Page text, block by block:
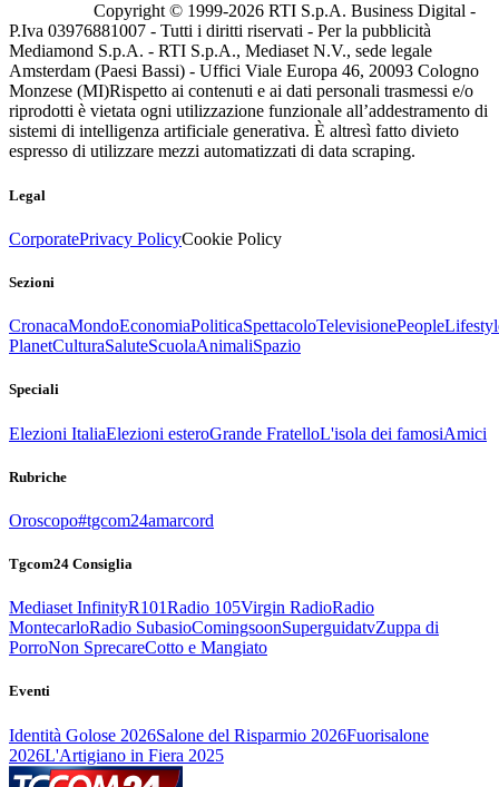
Copyright © 1999-2026 RTI S.p.A. Business Digital -
P.Iva 03976881007 - Tutti i diritti riservati - Per la pubblicità
Mediamond S.p.A. - RTI S.p.A., Mediaset N.V., sede legale
Amsterdam (Paesi Bassi) - Uffici Viale Europa 46, 20093 Cologno
Monzese (MI)Rispetto ai contenuti e ai dati personali trasmessi e/o
riprodotti è vietata ogni utilizzazione funzionale all’addestramento di
sistemi di intelligenza artificiale generativa. È altresì fatto divieto
espresso di utilizzare mezzi automatizzati di data scraping.
Legal
CorporatePrivacy PolicyCookie Policy
Sezioni
CronacaMondoEconomiaPoliticaSpettacoloTelevisionePeople
PlanetCulturaSaluteScuolaAnimaliSpazio
Speciali
Elezioni ItaliaElezioni esteroGrande FratelloL'isola dei famosiAmici
Rubriche
Oroscopo#tgcom24amarcord
Tgcom24 Consiglia
Mediaset InfinityR101Radio 105Virgin RadioRadio
MontecarloRadio SubasioComingsoonSuperguidatvZuppa di
PorroNon SprecareCotto e Mangiato
Eventi
Identità Golose 2026Salone del Risparmio 2026Fuorisalone
2026L'Artigiano in Fiera 2025